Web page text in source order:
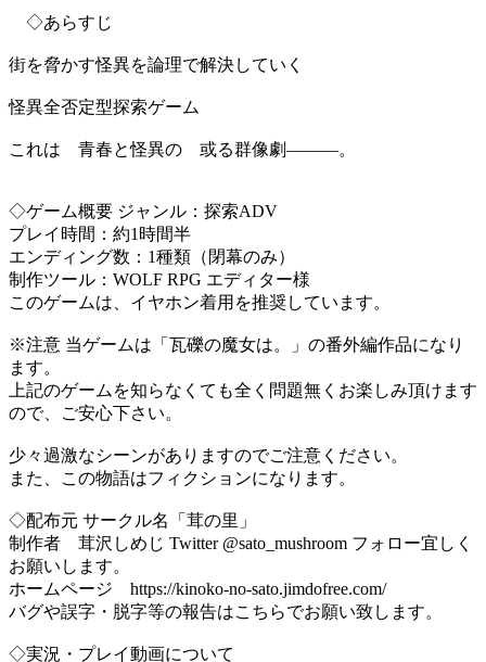
◇あらすじ
街を脅かす怪異を論理で解決していく
怪異全否定型探索ゲーム
これは 青春と怪異の 或る群像劇―――。
◇ゲーム概要 ジャンル：探索ADV
プレイ時間：約1時間半
エンディング数：1種類（閉幕のみ）
制作ツール：WOLF RPG エディター様
このゲームは、イヤホン着用を推奨しています。
※注意 当ゲームは「瓦礫の魔女は。」の番外編作品になり
ます。
上記のゲームを知らなくても全く問題無くお楽しみ頂けます
ので、ご安心下さい。
少々過激なシーンがありますのでご注意ください。
また、この物語はフィクションになります。
◇配布元 サークル名「茸の里」
制作者 茸沢しめじ Twitter @sato_mushroom フォロー宜しく
お願いします。
ホームページ https://kinoko-no-sato.jimdofree.com/
バグや誤字・脱字等の報告はこちらでお願い致します。
◇実況・プレイ動画について